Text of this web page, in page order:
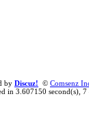
by Discuz! © Comsenz
in 3.607150 second(s),